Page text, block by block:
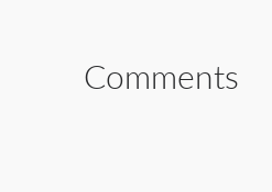
Comments